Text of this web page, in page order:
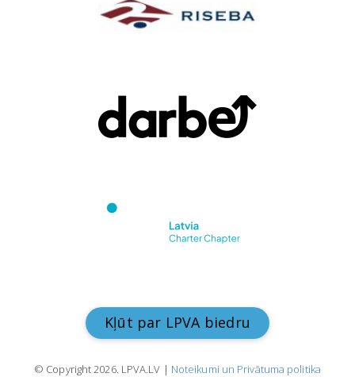
Kļūt par LPVA biedru
© Copyright 2026. LPVA.LV | Noteikumi un Privātuma politika